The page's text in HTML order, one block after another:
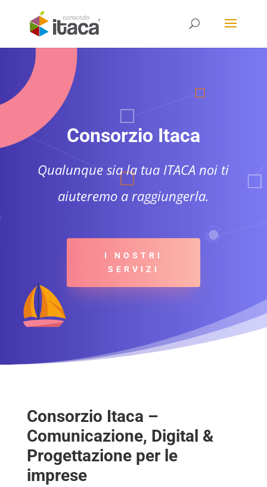
Consorzio Itaca
Qualunque sia la tua ITACA noi ti
aiuteremo a raggiungerla.
I NOSTRI
SERVIZI
Consorzio Itaca –
Comunicazione, Digital &
Progettazione per le
imprese